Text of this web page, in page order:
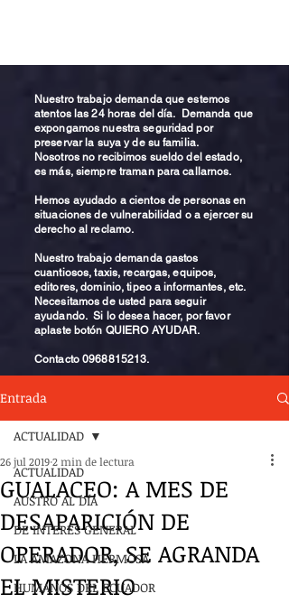
Nuestro trabajo demanda que estemos
atentos las 24 horas del día. Demanda que
expongamos nuestra seguridad por
preservar la suya y de su familia.
Nosotros no recibimos sueldo del estado,
es más, siempre traman para callarnos.
Hemos ayudado a cientos de personas en
situaciones de vulnerabilidad o a ejercer su
derecho al reclamo.
Nuestro trabajo demanda gastos
cuantiosos, taxis, recargas, equipos,
editores, dominio, tipeo a informantes, etc.
Necesitamos de usted para seguir
ayudando. Si lo desea hacer, por favor
aplaste botón QUIERO AYUDAR.
Contacto0968815213.
Entrada
ACTUALIDAD
AUSTRO AL DÍA
DE INTERÉS GENERAL
LA AMAZONA HERMOSA
HUMANOS DEL ECUADOR
ACTUALIDAD
GUALACEO: A MES DE
DESAPARICIÓN DE
OPERADOR, SE AGRANDA
EL MISTERIO
26 jul 20192 min de lectura